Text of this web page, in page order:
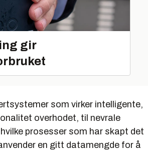
gir
som virker intelligente,
overhodet, til nevrale
prosesser som har skapt det
en gitt datamengde for å